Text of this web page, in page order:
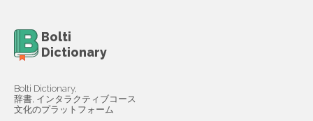
Bolti
Dictionary
Bolti Dictionary,
辞書, インタラクティブコース
文化のプラットフォーム